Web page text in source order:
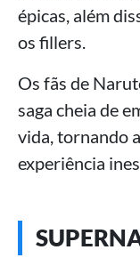
épicas, além
os fillers.
Os fãs de
saga cheia de
vida, tornando
experiência